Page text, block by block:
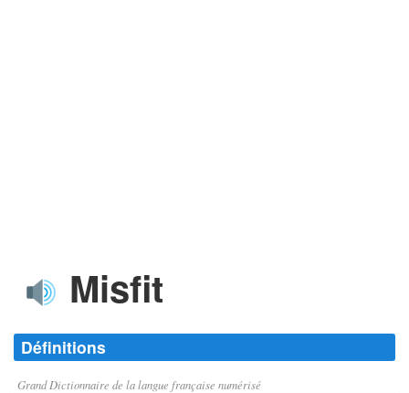
Misfit
Définitions
Grand Dictionnaire de la langue française numérisé